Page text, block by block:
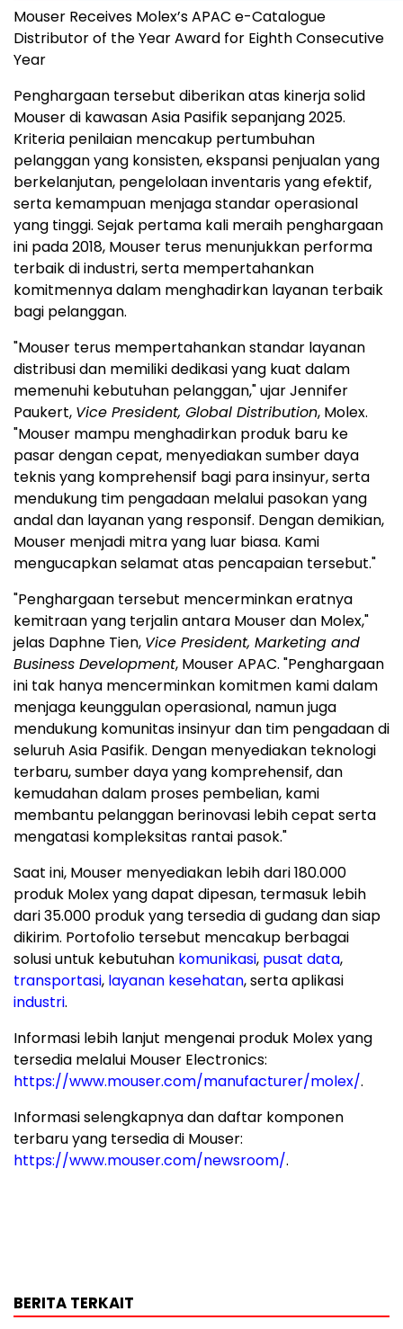
Mouser Receives Molex’s APAC e-Catalogue
Distributor of the Year Award for Eighth Consecutive
Year
Penghargaan tersebut diberikan atas kinerja solid
Mouser di kawasan Asia Pasifik sepanjang 2025.
Kriteria penilaian mencakup pertumbuhan
pelanggan yang konsisten, ekspansi penjualan yang
berkelanjutan, pengelolaan inventaris yang efektif,
serta kemampuan menjaga standar operasional
yang tinggi. Sejak pertama kali meraih penghargaan
ini pada 2018, Mouser terus menunjukkan performa
terbaik di industri, serta mempertahankan
komitmennya dalam menghadirkan layanan terbaik
bagi pelanggan.
"Mouser terus mempertahankan standar layanan
distribusi dan memiliki dedikasi yang kuat dalam
memenuhi kebutuhan pelanggan," ujar Jennifer
Paukert, Vice President, Global Distribution, Molex.
"Mouser mampu menghadirkan produk baru ke
pasar dengan cepat, menyediakan sumber daya
teknis yang komprehensif bagi para insinyur, serta
mendukung tim pengadaan melalui pasokan yang
andal dan layanan yang responsif. Dengan demikian,
Mouser menjadi mitra yang luar biasa. Kami
mengucapkan selamat atas pencapaian tersebut."
"Penghargaan tersebut mencerminkan eratnya
kemitraan yang terjalin antara Mouser dan Molex,"
jelas Daphne Tien, Vice President, Marketing and
Business Development, Mouser APAC. "Penghargaan
ini tak hanya mencerminkan komitmen kami dalam
menjaga keunggulan operasional, namun juga
mendukung komunitas insinyur dan tim pengadaan di
seluruh Asia Pasifik. Dengan menyediakan teknologi
terbaru, sumber daya yang komprehensif, dan
kemudahan dalam proses pembelian, kami
membantu pelanggan berinovasi lebih cepat serta
mengatasi kompleksitas rantai pasok."
Saat ini, Mouser menyediakan lebih dari 180.000
produk Molex yang dapat dipesan, termasuk lebih
dari 35.000 produk yang tersedia di gudang dan siap
dikirim. Portofolio tersebut mencakup berbagai
solusi untuk kebutuhan komunikasi, pusat data,
transportasi, layanan kesehatan, serta aplikasi
industri.
Informasi lebih lanjut mengenai produk Molex yang
tersedia melalui Mouser Electronics:
https://www.mouser.com/manufacturer/molex/.
Informasi selengkapnya dan daftar komponen
terbaru yang tersedia di Mouser:
https://www.mouser.com/newsroom/.
BERITA TERKAIT